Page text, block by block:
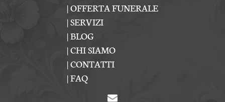
|OFFERTA FUNERALE
|SERVIZI
|BLOG
|CHI SIAMO
|CONTATTI
|FAQ